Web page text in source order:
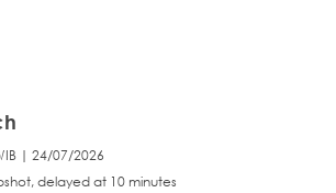
| 24/07/2026
delayed at 10 minutes